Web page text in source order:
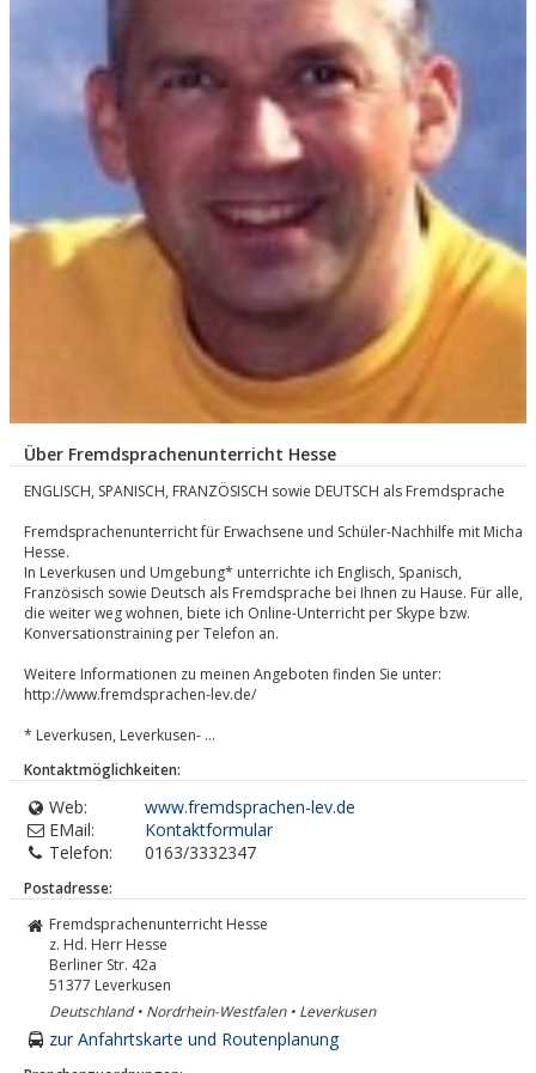
Über Fremdsprachenunterricht Hesse
ENGLISCH, SPANISCH, FRANZÖSISCH sowie DEUTSCH als Fremdsprache
Fremdsprachenunterricht für Erwachsene und Schüler-Nachhilfe mit Micha
Hesse.
In Leverkusen und Umgebung* unterrichte ich Englisch, Spanisch,
Französisch sowie Deutsch als Fremdsprache bei Ihnen zu Hause. Für alle,
die weiter weg wohnen, biete ich Online-Unterricht per Skype bzw.
Konversationstraining per Telefon an.
Weitere Informationen zu meinen Angeboten finden Sie unter:
http://www.fremdsprachen-lev.de/
* Leverkusen, Leverkusen- ...
Kontaktmöglichkeiten:
Web:
www.fremdsprachen-lev.de
EMail:
Kontaktformular
Telefon:
0163/3332347
Postadresse:
Fremdsprachenunterricht Hesse
z. Hd. Herr Hesse
Berliner Str. 42a
51377 Leverkusen
Deutschland • Nordrhein-Westfalen • Leverkusen
zur Anfahrtskarte und Routenplanung